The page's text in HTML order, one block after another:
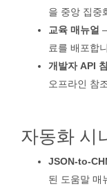
을 중앙 집중
교육 매뉴얼
료를 배포합
개발자 API
오프라인 참
자동화 시
JSON-to-
된 도움말 매